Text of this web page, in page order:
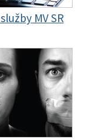
MV SR